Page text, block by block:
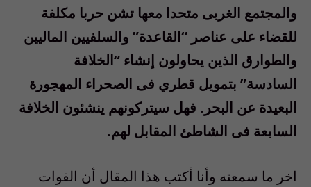
والمجتمع الغربى متحدا معها تشن حربا مكلفة
للقضاء على عناصر “القاعدة” والسلفيين الماليين
والطوارق الذين يحاولون إنشاء “الخلافة
السادسة” بتمويل قطري فى الصحراء المهجورة
البعيدة عن البحر. فهل سيتركونهم ينشئون الخلافة
السابعة فى الشاطئ المقابل لهم.
اخر ما سمعته وأنا أكتب هذا المقال أن القوات